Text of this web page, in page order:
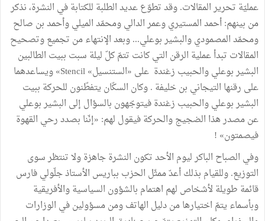
عمليّة تحرير المقالات. وقد تطوّع عديد الطلبة للكتابة في النشرة، نذكر
من بينهم: أحمد المستيري وعمر الدالي ومحمّد الميلي وأحمد بن صالح
ومحمّد المصمودي والبشير بوعلي... وبعد الإنتهاء من تجميع وتصحيح
المقالات تبدأ عملية الرقن التي كانت تتمّ كلّ ليلة سبت ببيت الطالبين
البشير بوعلي والحبيب زغندة على «الستنسيل» Stencil» ويساعدهما
على رقنها التيجاني بن خليفة . وكان السكّان يتفطّنون للحركة ببيت
البشير بوعلي والحبيب زغندة فيتوجّهون بالسؤال إلى البشير بوعلي
عن مصدر هذا الضجيج والحركة فيقول لهم: «إنّنا بصدد رحي القهوة
فيصمتون» !
وفي الصباح الباكر ليوم الأحد تكون النشرة جاهزة ولا تنتظر سوى
التوزيع. وللقيام بذلك أعدّ ممثّل الحزب بباريس الأستاذ جلّولي فارس
قائمة طويلة لأشخاص لهم اهتمام بالشؤون السياسية والأفريقية
وبأسماء يتمّ اختيارها من دليل الهاتف ومن مسؤولين في الوزارات